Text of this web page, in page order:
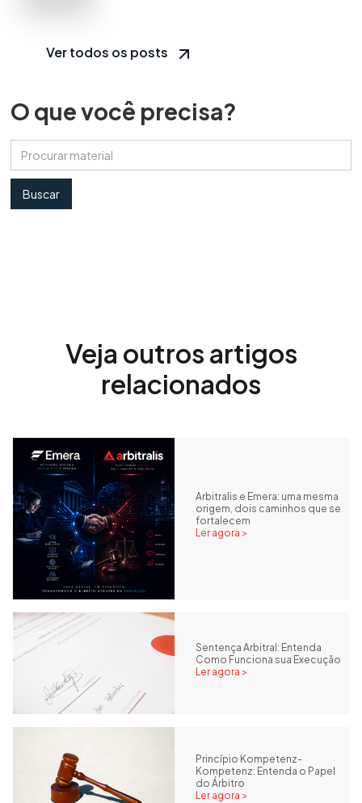
Ver todos os posts
O que você precisa?
Veja outros artigos
relacionados
Arbitralis e Emera: uma mesma
origem, dois caminhos que se
fortalecem
Ler agora >
Sentença Arbitral: Entenda
Como Funciona sua Execução
Ler agora >
Princípio Kompetenz-
Kompetenz: Entenda o Papel
do Árbitro
Ler agora >